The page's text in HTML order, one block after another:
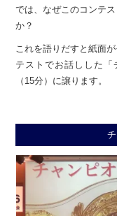
では、なぜこのコンテ
か？
これを語りだすと紙面
テストでお話しした
（15分）に譲ります。